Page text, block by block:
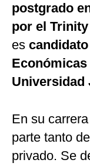
postgrado
por el
es
Universidad
En su
parte tanto
privado. Se